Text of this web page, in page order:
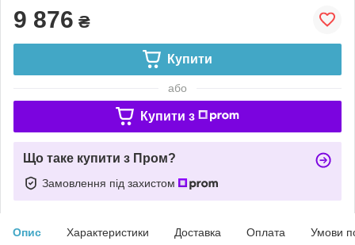
9 876 ₴
Купити
або
Купити з
Що таке купити з Пром?
Замовлення під захистом
Опис Характеристики Доставка Оплата Умови